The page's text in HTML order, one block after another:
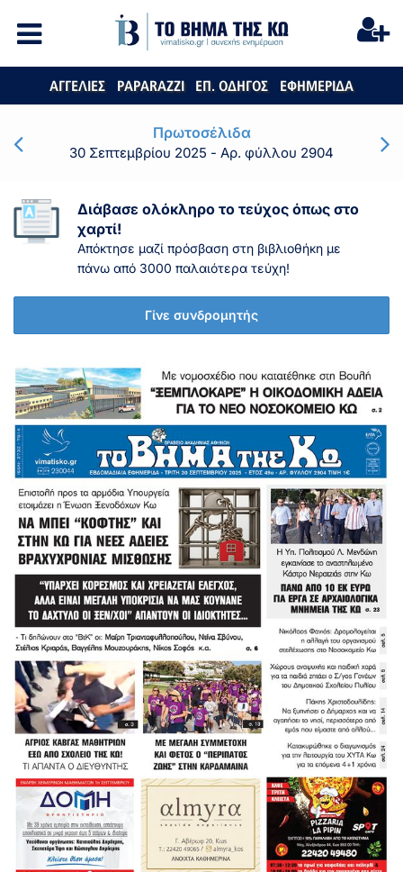
ΑΓΓΕΛΙΕΣ PAPARAZZI ΕΠ. ΟΔΗΓΟΣ ΕΦΗΜΕΡΙΔΑ
Πρωτοσέλιδα
30 Σεπτεμβρίου 2025 - Αρ. φύλλου 2904
Διάβασε ολόκληρο το τεύχος όπως στο
χαρτί!
Απόκτησε μαζί πρόσβαση στη βιβλιοθήκη με
πάνω από 3000 παλαιότερα τεύχη!
Γίνε συνδρομητής